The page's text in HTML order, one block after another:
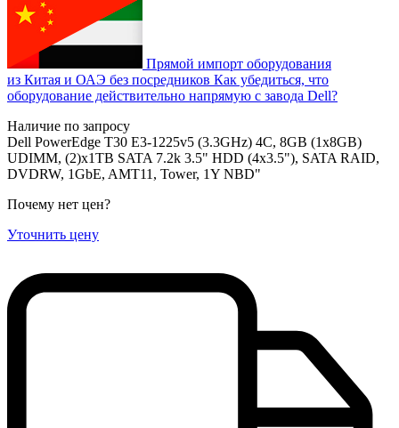
Прямой импорт оборудования
из Китая и ОАЭ без посредников Как убедиться, что
оборудование действительно напрямую с завода Dell?
Наличие по запросу
Dell PowerEdge T30 E3-1225v5 (3.3GHz) 4C, 8GB (1x8GB)
UDIMM, (2)x1TB SATA 7.2k 3.5" HDD (4x3.5"), SATA RAID,
DVDRW, 1GbE, AMT11, Tower, 1Y NBD"
Почему нет цен?
Уточнить цену